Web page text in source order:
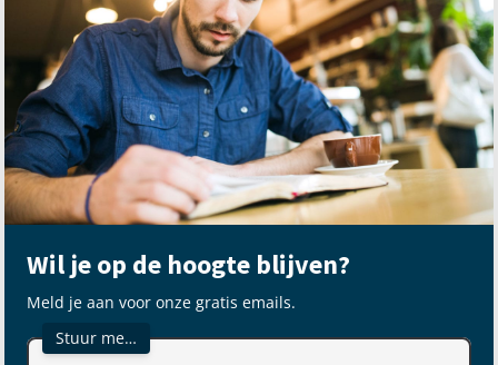
Wil je op de hoogte blijven?
Meld je aan voor onze gratis emails.
Stuur me…